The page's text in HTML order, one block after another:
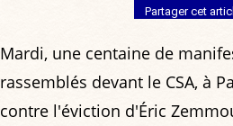
Partager cet
Mardi, une centaine de
rassemblés devant le CSA, à
contre l'éviction d'Éric